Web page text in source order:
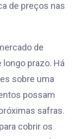
de preços nas
de
prazo. Há
sobre uma
possam
safras.
cobrir os